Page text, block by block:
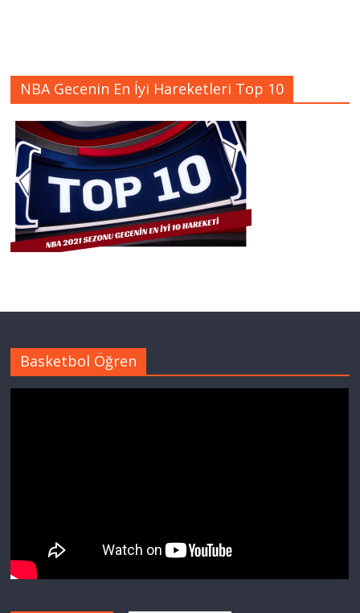
NBA Gecenin En İyi Hareketleri Top 10
Basketbol Öğren